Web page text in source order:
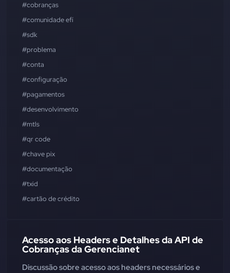
#cobranças
#comunidade efí
#sdk
#problema
#conta
#configuração
#pagamentos
#desenvolvimento
#mtls
#qr code
#chave pix
#documentação
#txid
#cartão de crédito
Acesso aos Headers e Detalhes da API de
Cobranças da Gerencianet
Discussão sobre acesso aos headers necessários e